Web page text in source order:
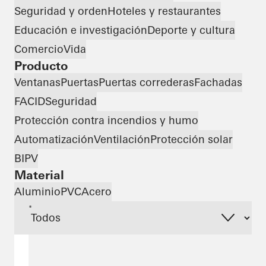
Seguridad y ordenHoteles y restaurantes
Educación e investigaciónDeporte y cultura
ComercioVida
Producto
VentanasPuertasPuertas correderasFachadas
FACIDSeguridad
Protección contra incendios y humo
AutomatizaciónVentilaciónProtección solar
BIPV
Material
AluminioPVCAcero
*